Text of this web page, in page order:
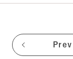
Prev